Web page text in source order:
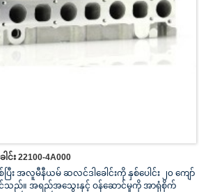
း 22100-4A000
ြီး အလူမီနီယမ် ဆလင်ဒါခေါင်းကို နှစ်ပေါင်း ၂၀ ကျော်
သည်။ အရည်အသွေးနှင့် ဝန်ဆောင်မှုကို အာရုံစိုက်